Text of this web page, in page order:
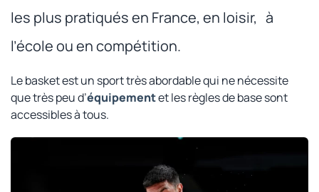
les plus pratiqués en France, en loisir, à
l’école ou en compétition.
Le basket est un sport très abordable qui ne nécessite
que très peu d’équipementet les règles de base sont
accessibles à tous.